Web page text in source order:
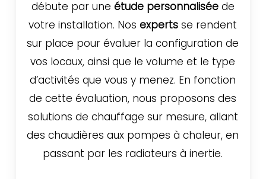
débute par une étude personnaliséede
votre installation. Nosexperts se rendent
sur place pour évaluer la configuration de
vos locaux, ainsi que le volume et le type
d’activités que vous y menez. En fonction
de cette évaluation, nous proposons des
solutions de chauffage sur mesure, allant
des chaudières aux pompes à chaleur, en
passant par les radiateurs à inertie.